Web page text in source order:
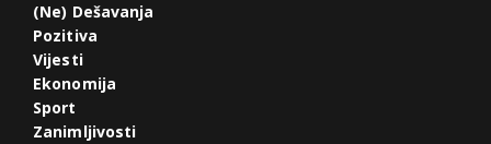
(Ne) Dešavanja
Pozitiva
Vijesti
Ekonomija
Sport
Zanimljivosti